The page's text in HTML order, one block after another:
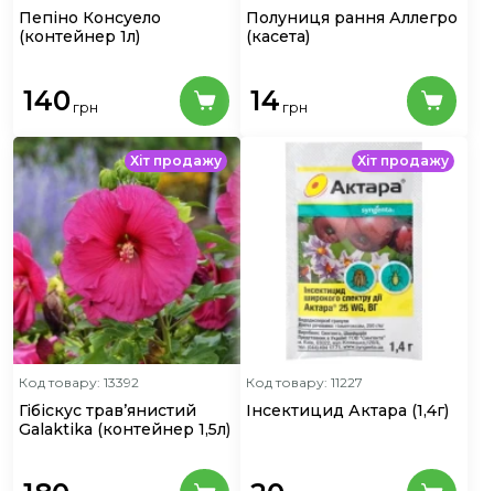
Пепіно Консуело
(контейнер 1л)
140 грн
Полуниця рання Аллегро
(касета)
14 грн
Код товару: 13392
Гібіскус трав’янистий
Galaktika (контейнер 1,5л)
Хіт продажу
Код товару: 11227
Інсектицид Актара (1,4г)
Хіт продажу